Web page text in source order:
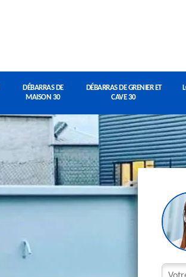
DÉBARRAS DE
MAISON 30
DÉBARRAS DE GRENIER ET
CAVE 30